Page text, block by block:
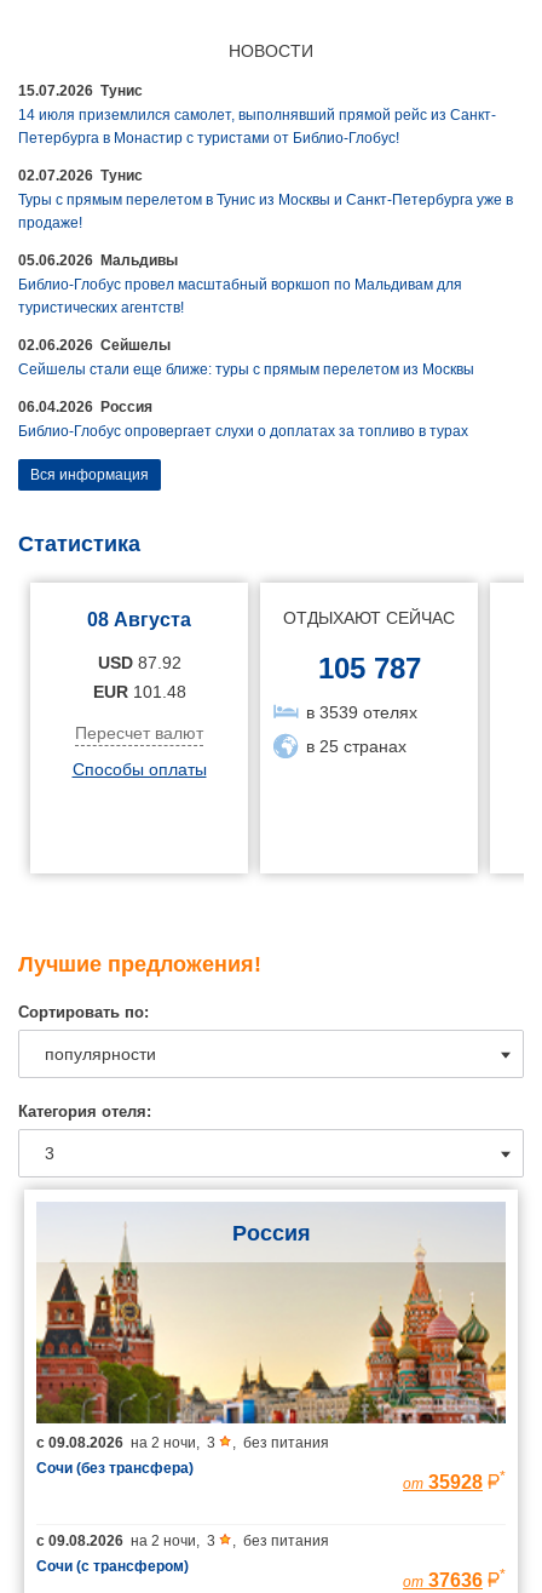
НОВОСТИ
15.07.2026 Тунис
14 июля приземлился самолет, выполнявший прямой рейс из Санкт-
Петербурга в Монастир с туристами от Библио-Глобус!
02.07.2026 Тунис
Туры с прямым перелетом в Тунис из Москвы и Санкт-Петербурга уже в
продаже!
05.06.2026 Мальдивы
Библио-Глобус провел масштабный воркшоп по Мальдивам для
туристических агентств!
02.06.2026 Сейшелы
Сейшелы стали еще ближе: туры с прямым перелетом из Москвы
06.04.2026 Россия
Библио-Глобус опровергает слухи о доплатах за топливо в турах
Вся информация
Статистика
08 Августа
USD 87.92
EUR 101.48
Пересчет валют
Способы оплаты
ОТДЫХАЮТ СЕЙЧАС
105 787
в 3539 отелях
в 25 странах
Лучшие предложения!
Сортировать по:
Категория отеля:
Россия
с 09.08.2026 на 2 ночи, 3 , без питания
Сочи (без трансфера)
от 35928 *
с 09.08.2026 на 2 ночи, 3 , без питания
Сочи (с трансфером)
от 37636 *